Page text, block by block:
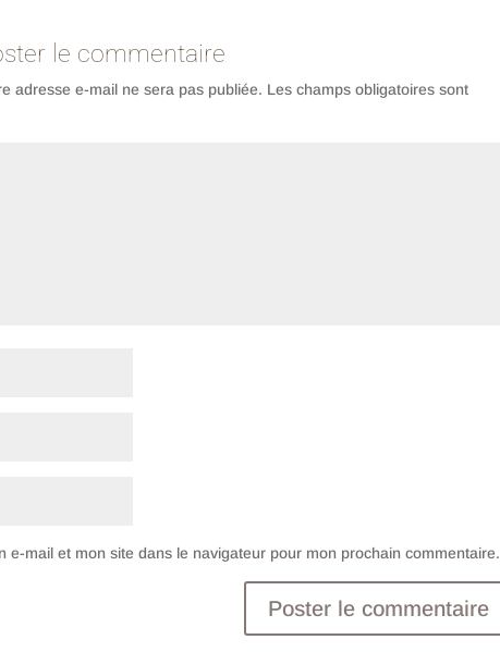
le commentaire
adresse e-mail ne sera pas publiée. Les champs obligatoires sont
e-mail et mon site dans le navigateur pour mon prochain commentaire.